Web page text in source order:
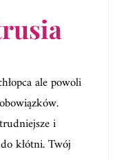
ale powoli
i
kłótni. Twój